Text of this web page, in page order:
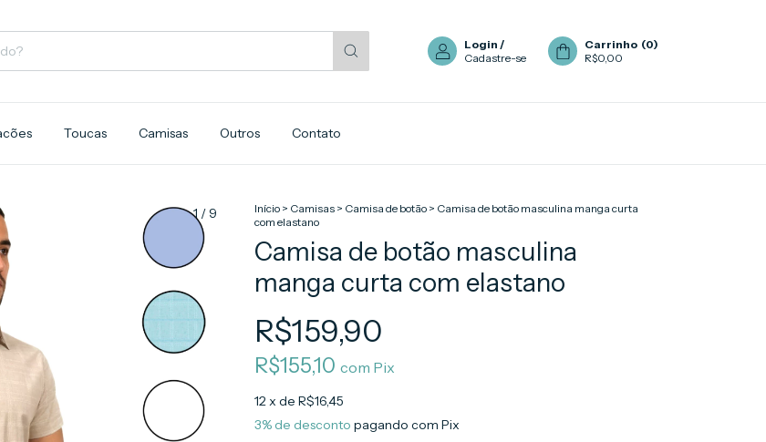
Login /
Cadastre-se
Carrinho (0)
R$0,00
Toucas Camisas Outros Contato
1 / 9 Início > Camisas > Camisa de botão > Camisa de botão masculina manga curta
com elastano
Camisa de botão masculina
manga curta com elastano
R$159,90
R$155,10 com Pix
12x de R$16,45
3% de desconto pagando com Pix